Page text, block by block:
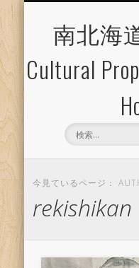
南北海
Cultural
今見ているページ：
rekishikan